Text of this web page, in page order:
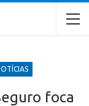
foca